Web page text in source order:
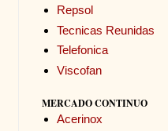
Repsol
Tecnicas Reunidas
Telefonica
Viscofan
MERCADO CONTINUO
Acerinox